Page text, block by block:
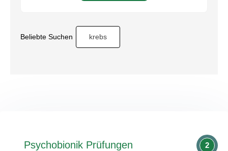
Beliebte Suchen krebs
Psychobionik Prüfungen 2